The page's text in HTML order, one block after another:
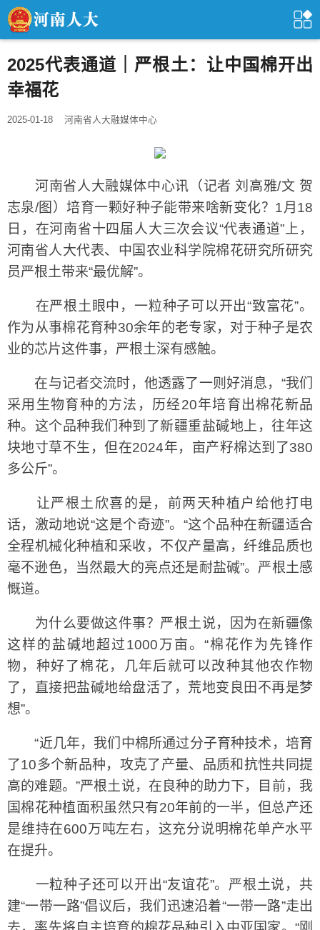
2025代表通道｜严根土：让中国棉开出
幸福花
2025-01-18 河南省人大融媒体中心
河南省人大融媒体中心讯（记者 刘高雅/文 贺
志泉/图）培育一颗好种子能带来啥新变化？1月18
日，在河南省十四届人大三次会议“代表通道”上，
河南省人大代表、中国农业科学院棉花研究所研究
员严根土带来“最优解”。
在严根土眼中，一粒种子可以开出“致富花”。
作为从事棉花育种30余年的老专家，对于种子是农
业的芯片这件事，严根土深有感触。
在与记者交流时，他透露了一则好消息，“我们
采用生物育种的方法，历经20年培育出棉花新品
种。这个品种我们种到了新疆重盐碱地上，往年这
块地寸草不生，但在2024年，亩产籽棉达到了380
多公斤”。
让严根土欣喜的是，前两天种植户给他打电
话，激动地说“这是个奇迹”。“这个品种在新疆适合
全程机械化种植和采收，不仅产量高，纤维品质也
毫不逊色，当然最大的亮点还是耐盐碱”。严根土感
慨道。
为什么要做这件事？严根土说，因为在新疆像
这样的盐碱地超过1000万亩。“棉花作为先锋作
物，种好了棉花，几年后就可以改种其他农作物
了，直接把盐碱地给盘活了，荒地变良田不再是梦
想”。
“近几年，我们中棉所通过分子育种技术，培育
了10多个新品种，攻克了产量、品质和抗性共同提
高的难题。”严根土说，在良种的助力下，目前，我
国棉花种植面积虽然只有20年前的一半，但总产还
是维持在600万吨左右，这充分说明棉花单产水平
在提升。
一粒种子还可以开出“友谊花”。严根土说，共
建“一带一路”倡议后，我们迅速沿着“一带一路”走出